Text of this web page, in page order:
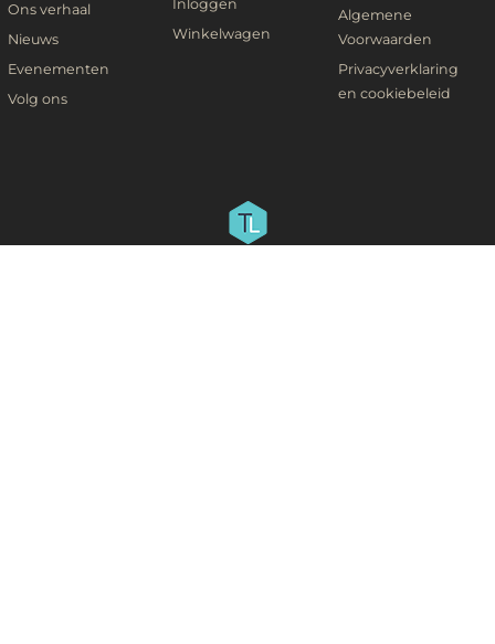
Ons verhaal
Nieuws
Evenementen
Volg ons
Inloggen
Winkelwagen
Algemene
Voorwaarden
Privacyverklaring
en cookiebeleid